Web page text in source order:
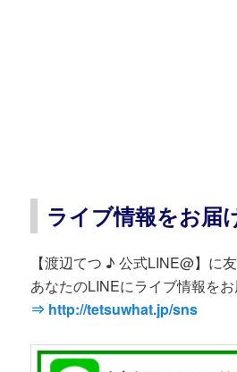
ライブ情報をお届
【渡辺てつ ♪ 公式LINE@】に
あなたのLINEにライブ情報をお
⇒ http://tetsuwhat.jp/sns